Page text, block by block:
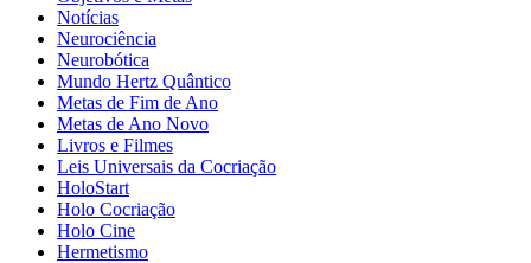
Notícias
Neurociência
Neurobótica
Mundo Hertz Quântico
Metas de Fim de Ano
Metas de Ano Novo
Livros e Filmes
Leis Universais da Cocriação
HoloStart
Holo Cocriação
Holo Cine
Hermetismo